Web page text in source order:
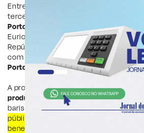
Entre os dias 25 e 27 de julho, ocorre,
terceira edição do
Caféstival, festival
Porto Alegre
. O evento, idealizado
Eurico Albrecht e Guert Schinke,
República e daBaden Torrefação
,
com a chegada de Lucas Eibs e
Porto Farrô.
A proposta do festival é celebrar e
produtiva dos cafés especiais,
baristas e empreendedores. Oevento,
público, pretende conscientizar sobre
benefícios à saúde e os impactos